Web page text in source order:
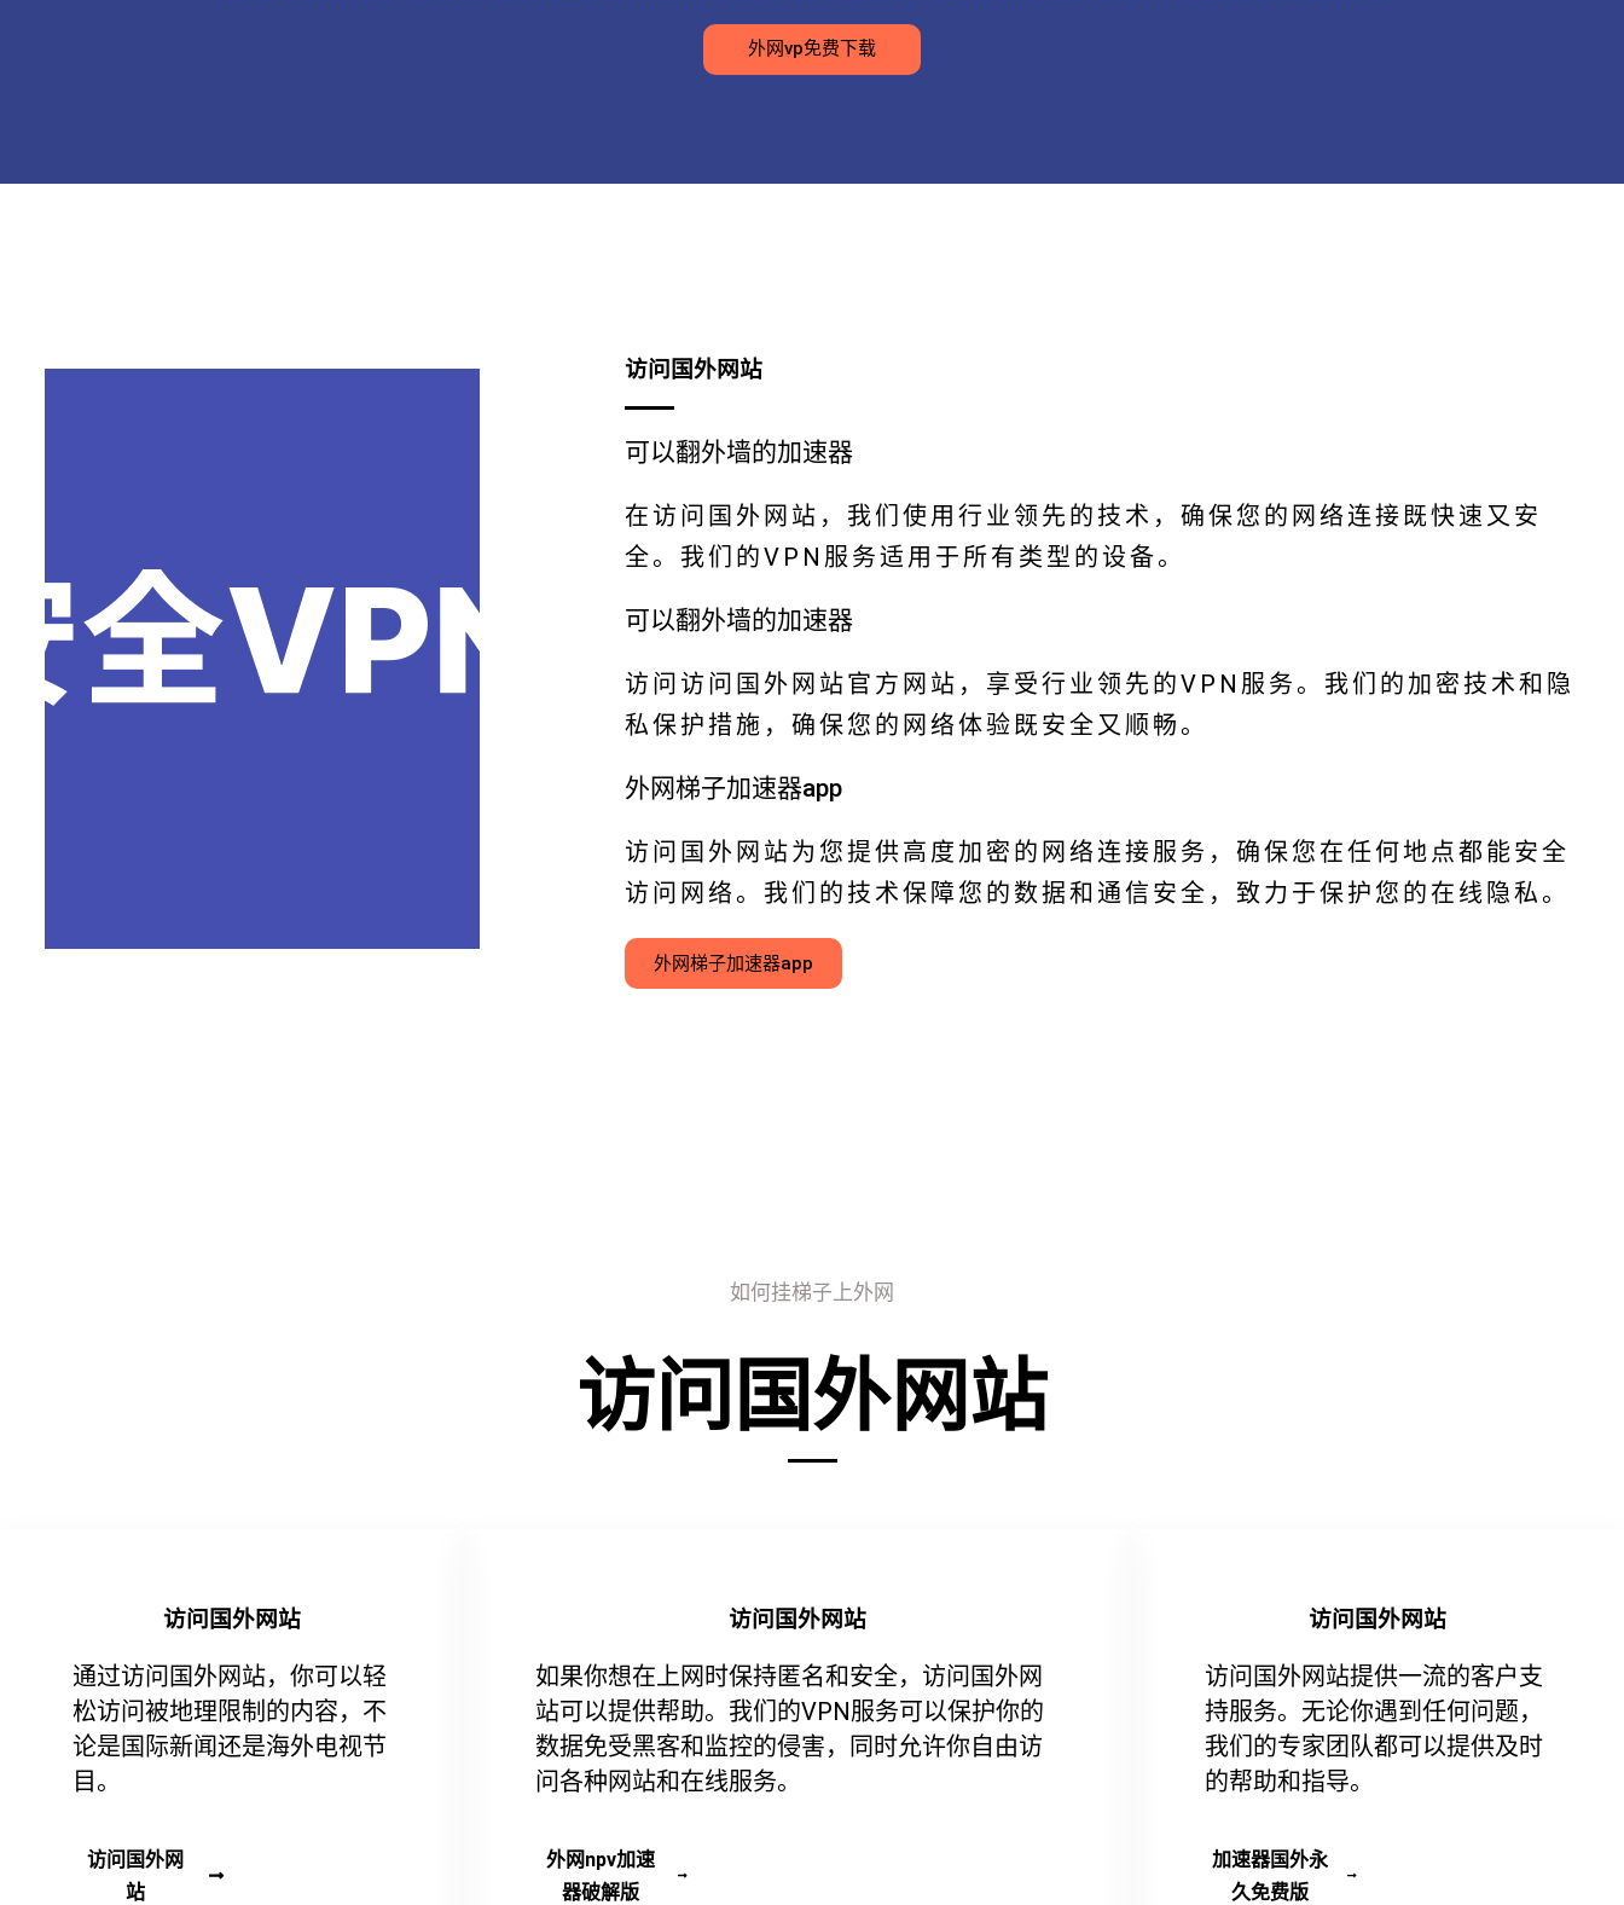
外网vp免费下载
访问国外网站
可以翻外墙的加速器
在访问国外网站，我们使用行业领先的技术，确保您的网络连接既快速又安
全。我们的VPN服务适用于所有类型的设备。
可以翻外墙的加速器
访问访问国外网站官方网站，享受行业领先的VPN服务。我们的加密技术和隐
私保护措施，确保您的网络体验既安全又顺畅。
外网梯子加速器app
访问国外网站为您提供高度加密的网络连接服务，确保您在任何地点都能安全
访问网络。我们的技术保障您的数据和通信安全，致力于保护您的在线隐私。
外网梯子加速器app
如何挂梯子上外网
访问国外网站
访问国外网站
通过访问国外网站，你可以轻
松访问被地理限制的内容，不
论是国际新闻还是海外电视节
目。
访问国外网
站
访问国外网站
如果你想在上网时保持匿名和安全，访问国外网
站可以提供帮助。我们的VPN服务可以保护你的
数据免受黑客和监控的侵害，同时允许你自由访
问各种网站和在线服务。
外网npv加速
器破解版
访问国外网站
访问国外网站提供一流的客户支
持服务。无论你遇到任何问题，
我们的专家团队都可以提供及时
的帮助和指导。
加速器国外永
久免费版